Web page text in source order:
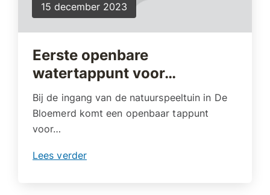
Eerste openbare
watertappunt voor…
15 december 2023
Bij de ingang van de natuurspeeltuin in De
Bloemerd komt een openbaar tappunt
voor…
Lees verder